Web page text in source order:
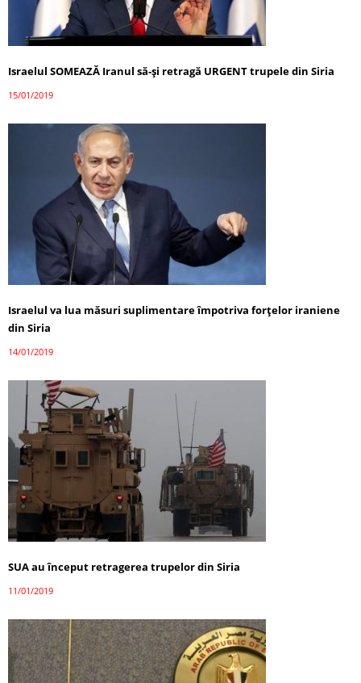
Israelul SOMEAZĂ Iranul să-și retragă URGENT trupele din Siria
15/01/2019
Israelul va lua măsuri suplimentare împotriva forţelor iraniene
din Siria
14/01/2019
SUA au început retragerea trupelor din Siria
11/01/2019